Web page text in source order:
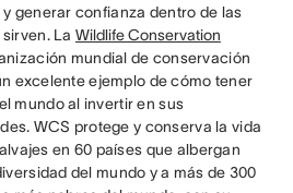
generar confianza dentro de las
La Wildlife Conservation
mundial de conservación
excelente ejemplo de cómo tener
mundo al invertir en sus
WCS protege y conserva la vida
en 60 países que albergan
del mundo y a más de 300